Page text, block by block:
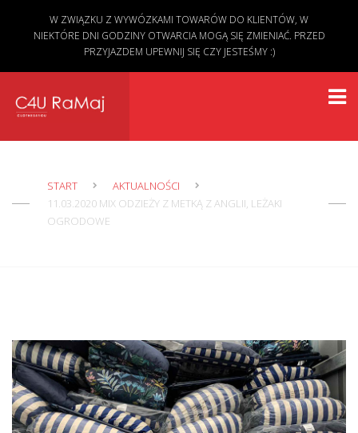
START
AKTUALNOŚCI
11.03.2020 MIX ODZIEŻY Z METKĄ Z ANGLII, LEŻAKI
OGRODOWE
W ZWIĄZKU Z WYWÓZKAMI TOWARÓW DO KLIENTÓW, W
NIEKTÓRE DNI GODZINY OTWARCIA MOGĄ SIĘ ZMIENIAĆ. PRZED
PRZYJAZDEM UPEWNIJ SIĘ CZY JESTEŚMY :)